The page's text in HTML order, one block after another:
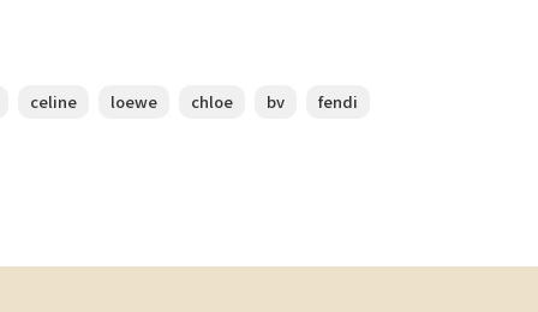
celine loewe chloe bv
fendi